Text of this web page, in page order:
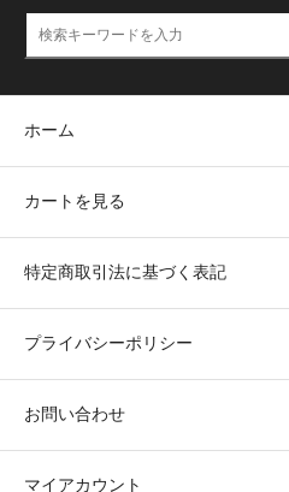
ホーム
カートを見る
特定商取引法に基づく表記
プライバシーポリシー
お問い合わせ
マイアカウント